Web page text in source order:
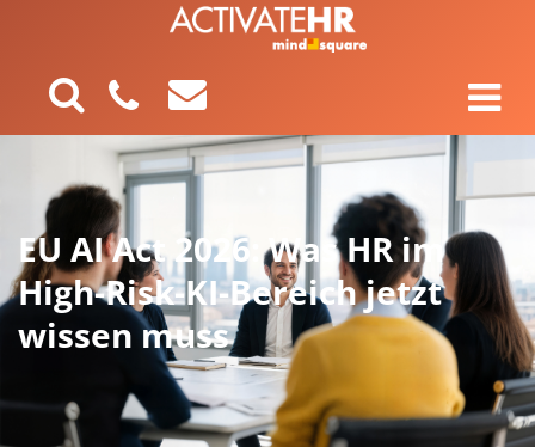
EU AI Act 2026: Was HR im
High-Risk-KI-Bereich jetzt
wissen muss